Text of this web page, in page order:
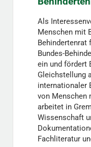
Als
Menschen mit
Behindertenrat
Bundes-
ein und fördert
Gleichstellung
internationaler
von Menschen
arbeitet in
Wissenschaft
Fachliteratur